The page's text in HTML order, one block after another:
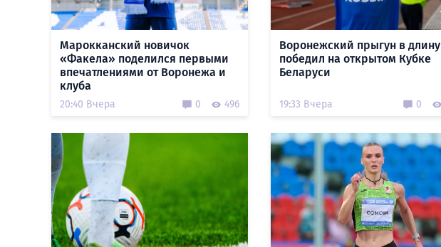
Марокканский новичок
«Факела» поделился первыми
впечатлениями от Воронежа и
клуба
20:40 Вчера 0 496
Воронежский прыгун в длину
победил на открытом Кубке
Беларуси
19:33 Вчера 0